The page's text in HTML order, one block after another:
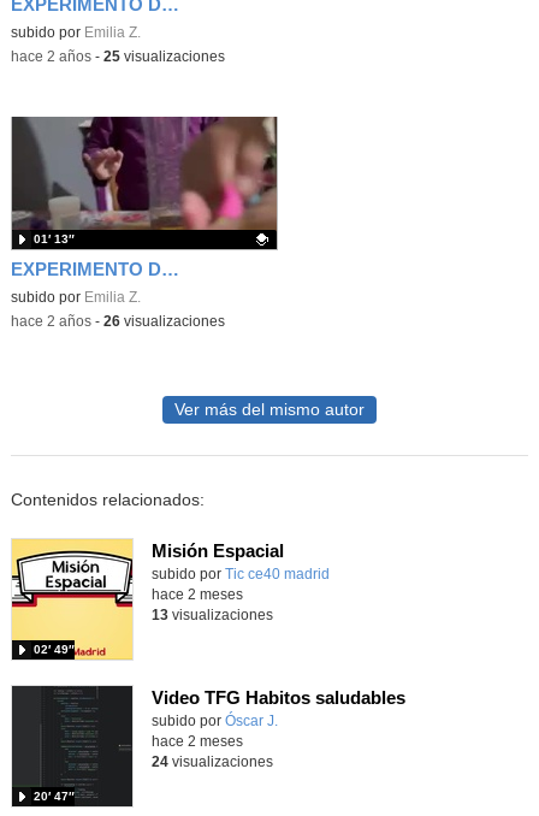
Contenido educativo.
subido por Emilia Z.
-hace 2 años- 25visualizaciones
EXPERIMENTO DE NEREA
Contenido educativo.
subido por Emilia Z.
01′ 13″
-hace 2 años- 26visualizaciones
Ver más del mismo autor
Contenidos relacionados:
Misión Espacial
subido por Tic ce40 madrid
02′ 49″
hace 2 meses
13visualizaciones
Video TFG Habitos saludables
Contenido educativo.
subido por Óscar J.
20′ 47″
hace 2 meses
24visualizaciones